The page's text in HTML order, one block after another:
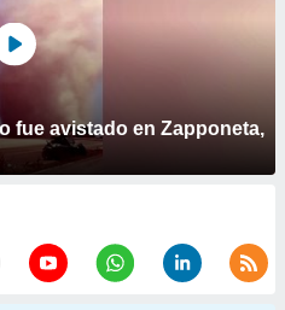
fue avistado en Zapponeta,